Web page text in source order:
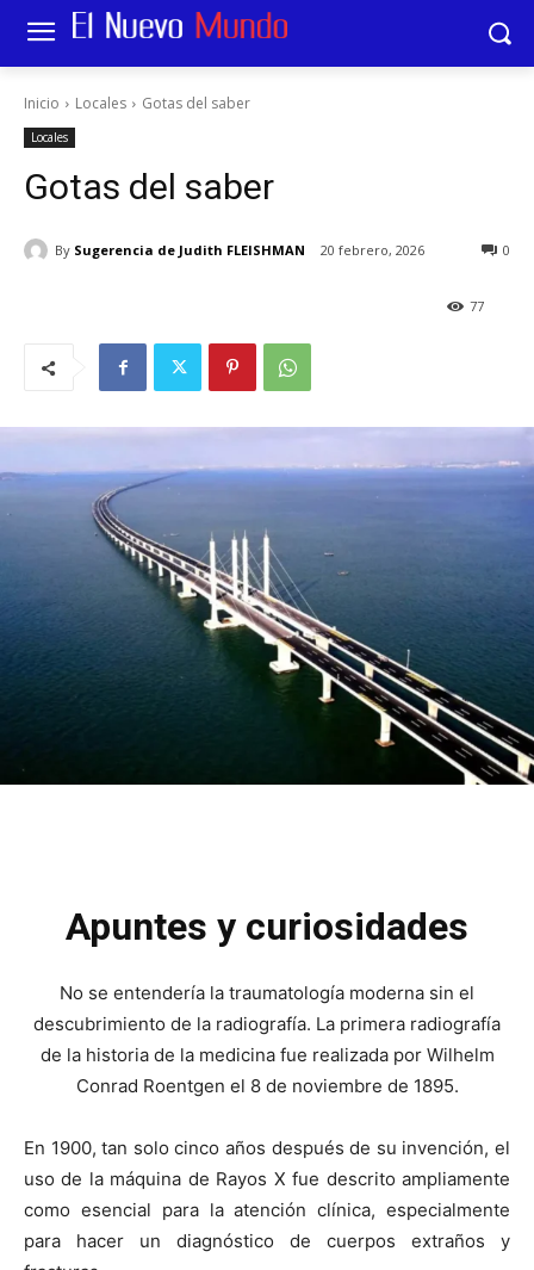
Inicio Locales Gotas del saber
Locales
Gotas del saber
By Sugerencia de Judith FLEISHMAN 20 febrero, 2026 0
77
Apuntes y curiosidades
No se entendería la traumatología moderna sin el
descubrimiento de la radiografía. La primera radiografía
de la historia de la medicina fue realizada por Wilhelm
Conrad Roentgen el 8 de noviembre de 1895.
En 1900, tan solo cinco años después de su invención, el
uso de la máquina de Rayos X fue descrito ampliamente
como esencial para la atención clínica, especialmente
para hacer un diagnóstico de cuerpos extraños y